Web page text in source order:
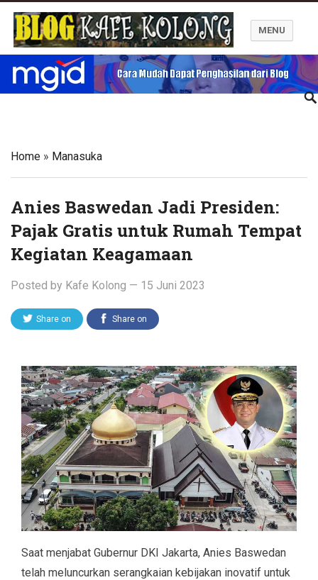
Blog Kafe Kolong
MENU
Home » Manasuka
Anies Baswedan Jadi Presiden:
Pajak Gratis untuk Rumah Tempat
Kegiatan Keagamaan
Posted by Kafe Kolong — 15 Juni 2023
Share on Share on
Saat menjabat Gubernur DKI Jakarta, Anies Baswedan
telah meluncurkan serangkaian kebijakan inovatif untuk